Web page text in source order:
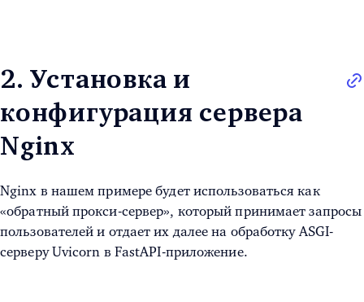
2. Установка и
конфигурация сервера
Nginx
Nginx в нашем примере будет использоваться как
«обратный прокси-сервер», который принимает запросы
пользователей и отдает их далее на обработку ASGI-
серверу Uvicorn в FastAPI-приложение.